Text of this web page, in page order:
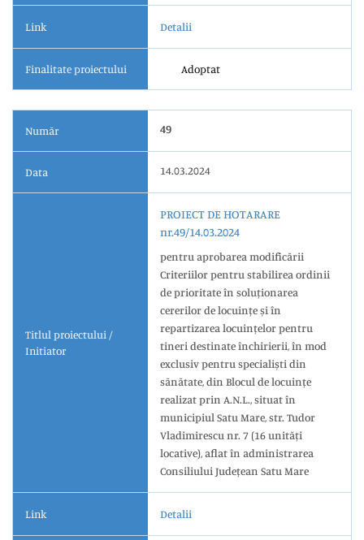
Link Detalii
Finalitate proiectului Adoptat
Număr 49
Data 14.03.2024
Titlul proiectului /
Initiator
PROIECT DE HOTARARE
nr.49/14.03.2024
pentru aprobarea modificării
Criteriilor pentru stabilirea ordinii
de prioritate în soluționarea
cererilor de locuințe și în
repartizarea locuințelor pentru
tineri destinate închirierii, în mod
exclusiv pentru specialiști din
sănătate, din Blocul de locuințe
realizat prin A.N.L., situat în
municipiul Satu Mare, str. Tudor
Vladimirescu nr. 7 (16 unități
locative), aflat în administrarea
Consiliului Județean Satu Mare
Link Detalii